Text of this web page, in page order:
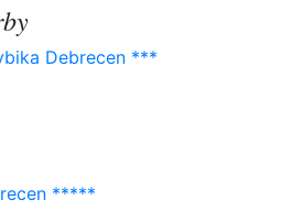
Debrecen ***
*****